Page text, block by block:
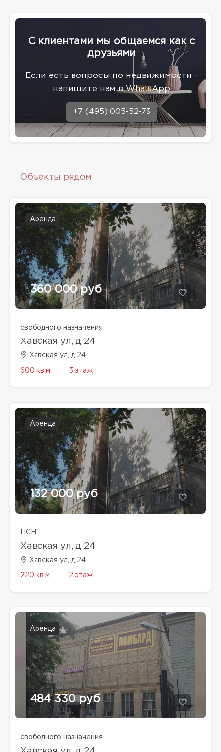
С клиентами мы общаемся как с
друзьями
Eсли есть вопросы по недвижимости -
напишите нам в WhatsApp
+7 (495) 005-52-73
Объекты рядом
Аренда
360 000 руб
свободного назначения
Хавская ул, д 24
Хавская ул, д 24
600 кв.м. 3 этаж
Аренда
132 000 руб
ПСН
Хавская ул, д 24
Хавская ул, д 24
220 кв.м. 2 этаж
Аренда
484 330 руб
свободного назначения